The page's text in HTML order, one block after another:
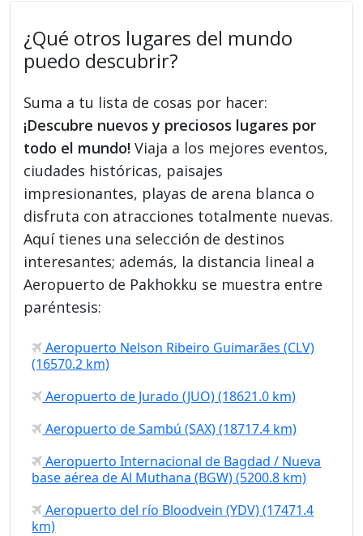
¿Qué otros lugares del mundo
puedo descubrir?
Suma a tu lista de cosas por hacer:
¡Descubre nuevos y preciosos lugares por
todo el mundo! Viaja a los mejores eventos,
ciudades históricas, paisajes
impresionantes, playas de arena blanca o
disfruta con atracciones totalmente nuevas.
Aquí tienes una selección de destinos
interesantes; además, la distancia lineal a
Aeropuerto de Pakhokku se muestra entre
paréntesis:
Aeropuerto Nelson Ribeiro Guimarães (CLV)
(16570.2 km)
Aeropuerto de Jurado (JUO) (18621.0 km)
Aeropuerto de Sambú (SAX) (18717.4 km)
Aeropuerto Internacional de Bagdad / Nueva
base aérea de Al Muthana (BGW) (5200.8 km)
Aeropuerto del río Bloodvein (YDV) (17471.4
km)